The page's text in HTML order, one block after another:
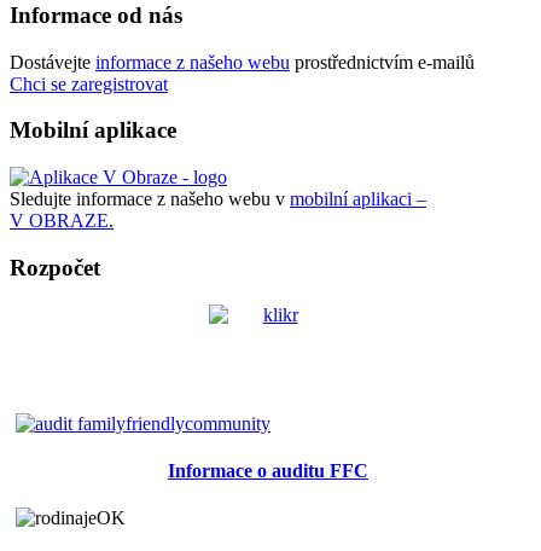
Informace od nás
Dostávejte informace z našeho webu prostřednictvím e-mailů
Chci se zaregistrovat
Mobilní aplikace
Sledujte informace z našeho webu v mobilní aplikaci –
V OBRAZE.
Rozpočet
Informace o auditu FFC